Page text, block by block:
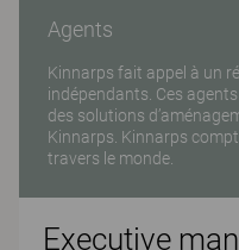
Agents
Kinnarps fait appel à un
indépendants. Ces
des solutions
Kinnarps. Kinnarps
travers le monde.
Executive